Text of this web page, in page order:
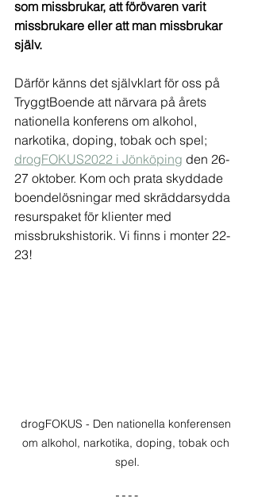
som missbrukar, att förövaren varit
missbrukare eller att man missbrukar
själv.
Därför känns det självklart för oss på
TryggtBoende att närvara på årets
nationella konferens om alkohol,
narkotika, doping, tobak och spel;
drogFOKUS2022 i Jönköping den 26-
27 oktober. Kom och prata skyddade
boendelösningar med skräddarsydda
resurspaket för klienter med
missbrukshistorik. Vi finns i monter 22-
23!
drogFOKUS - Den nationella konferensen
om alkohol, narkotika, doping, tobak och
spel.